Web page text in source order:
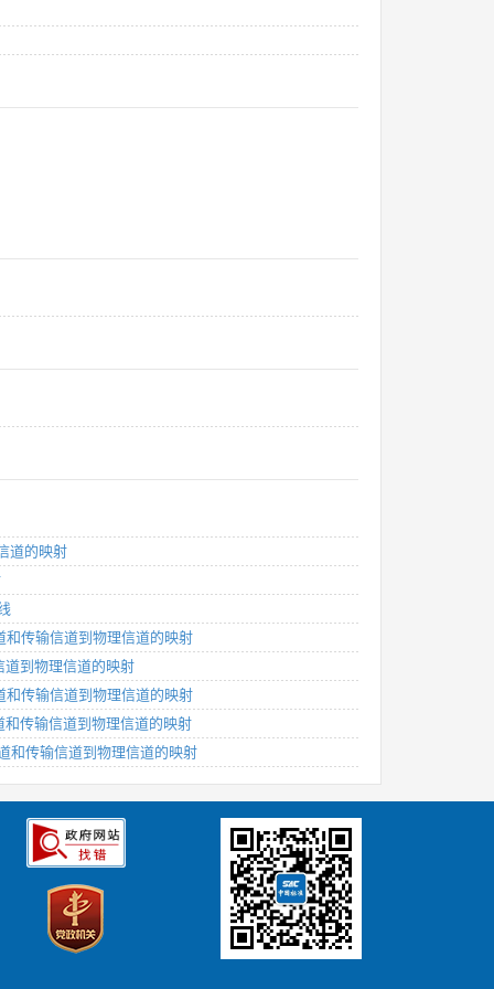
道的映射
传输信道到物理信道的映射
到物理信道的映射
传输信道到物理信道的映射
传输信道到物理信道的映射
和传输信道到物理信道的映射